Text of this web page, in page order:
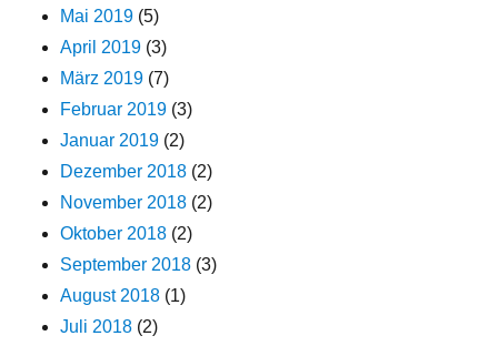
Mai 2019 (5)
April 2019 (3)
März 2019 (7)
Februar 2019 (3)
Januar 2019 (2)
Dezember 2018 (2)
November 2018 (2)
Oktober 2018 (2)
September 2018 (3)
August 2018 (1)
Juli 2018 (2)